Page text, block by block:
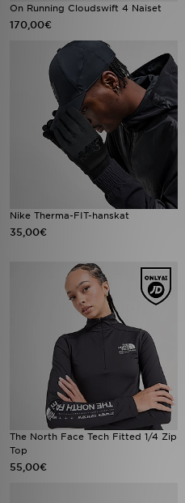
On Running Cloudswift 4 Naiset
170,00€
Nike Therma-FIT-hanskat
35,00€
The North Face Tech Fitted 1/4 Zip
Top
55,00€